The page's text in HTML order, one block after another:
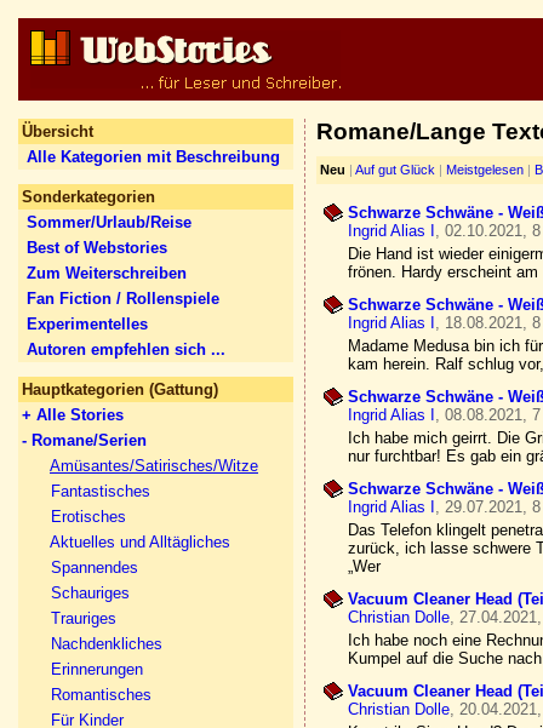
Übersicht
Alle Kategorien mit Beschreibung
Sonderkategorien
Sommer/Urlaub/Reise
Best of Webstories
Zum Weiterschreiben
Fan Fiction / Rollenspiele
Experimentelles
Autoren empfehlen sich ...
Hauptkategorien (Gattung)
+ Alle Stories
- Romane/Serien
Amüsantes/Satirisches/Witze
Fantastisches
Erotisches
Aktuelles und Alltägliches
Spannendes
Schauriges
Trauriges
Nachdenkliches
Erinnerungen
Romantisches
Für Kinder
Romane/Lange
Neu | Auf gut Glück | Meistgelesen |
Schwarze Schwäne -
Ingrid Alias I , 02.10.2021,
Die Hand ist wieder
frönen. Hardy erscheint
Schwarze Schwäne -
Ingrid Alias I , 18.08.2021,
Madame Medusa bin ich
kam herein. Ralf schlug
Schwarze Schwäne -
Ingrid Alias I , 08.08.2021,
Ich habe mich geirrt. Die
nur furchtbar! Es gab ein
Schwarze Schwäne -
Ingrid Alias I , 29.07.2021,
Das Telefon klingelt
zurück, ich lasse schwere
„Wer
Vacuum Cleaner Head
Christian Dolle,
Ich habe noch eine
Kumpel auf die Suche
Vacuum Cleaner Head
Christian Dolle,